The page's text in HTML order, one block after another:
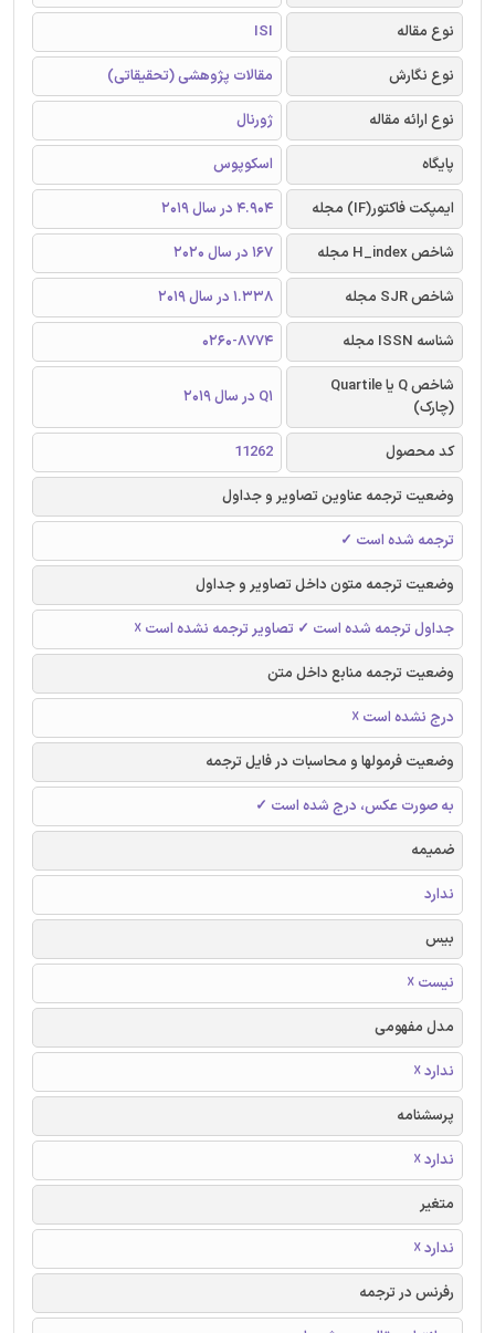
نوع مقاله
ISI
نوع نگارش
مقالات پژوهشی (تحقیقاتی)
نوع ارائه مقاله
ژورنال
پایگاه
اسکوپوس
ایمپکت فاکتور(IF) مجله
4.904 در سال 2019
شاخص H_index مجله
167 در سال 2020
شاخص SJR مجله
1.338 در سال 2019
شناسه ISSN مجله
0260-8774
شاخص Q یا Quartile
(چارک)
Q1 در سال 2019
کد محصول
11262
وضعیت ترجمه عناوین تصاویر و جداول
ترجمه شده است ✓
وضعیت ترجمه متون داخل تصاویر و جداول
جداول ترجمه شده است ✓ تصاویر ترجمه نشده است ☓
وضعیت ترجمه منابع داخل متن
درج نشده است ☓
وضعیت فرمولها و محاسبات در فایل ترجمه
به صورت عکس، درج شده است ✓
ضمیمه
ندارد
بیس
نیست ☓
مدل مفهومی
ندارد ☓
پرسشنامه
ندارد ☓
متغیر
ندارد ☓
رفرنس در ترجمه